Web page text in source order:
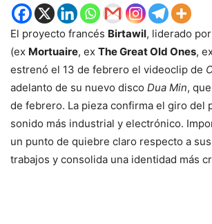
El proyecto francés Birtawil, liderado por
(ex Mortuaire, ex The Great Old Ones,
estrenó el 13 de febrero el videoclip de
adelanto de su nuevo disco Dua Min,
de febrero. La pieza confirma el giro del
sonido más industrial y electrónico.
un punto de quiebre claro respecto a
trabajos y consolida una identidad más